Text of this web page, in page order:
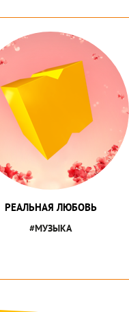
РЕАЛЬНАЯ ЛЮБОВЬ
#МУЗЫКА